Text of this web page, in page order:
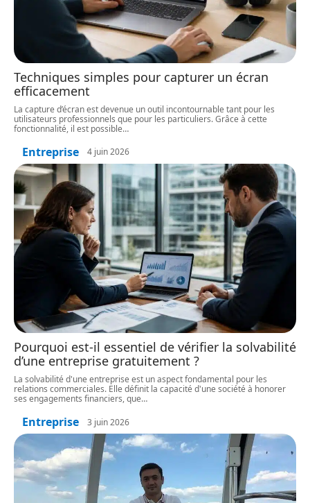
Techniques simples pour capturer un écran
efficacement
La capture d’écran est devenue un outil incontournable tant pour les
utilisateurs professionnels que pour les particuliers. Grâce à cette
fonctionnalité, il est possible…
Entreprise 4 juin 2026
Pourquoi est-il essentiel de vérifier la solvabilité
d’une entreprise gratuitement ?
La solvabilité d'une entreprise est un aspect fondamental pour les
relations commerciales. Elle définit la capacité d'une société à honorer
ses engagements financiers, que…
Entreprise 3 juin 2026